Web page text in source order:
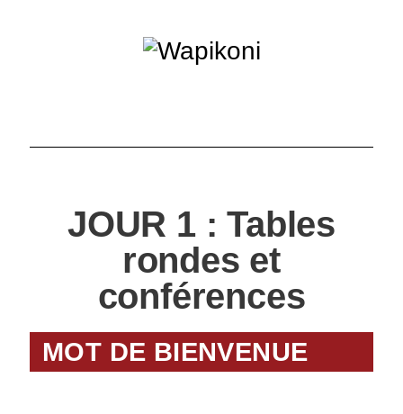
JOUR 1 : Tables
rondes et
conférences
MOT DE BIENVENUE